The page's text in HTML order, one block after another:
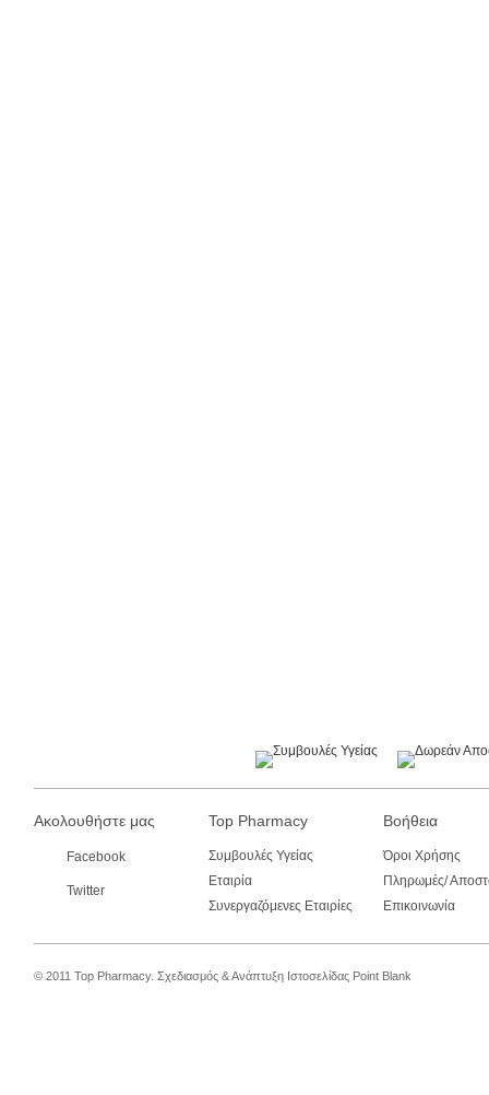
Ακολουθήστε μας
Facebook
Twitter
Top Pharmacy
Συμβουλές Υγείας
Εταιρία
Συνεργαζόμενες Εταιρίες
Βοήθεια
Όροι Χρήσης
Πληρωμές/
Επικοινωνία
© 2011 Top Pharmacy. Σχεδιασμός & Ανάπτυξη Ιστοσελίδας Point Blank